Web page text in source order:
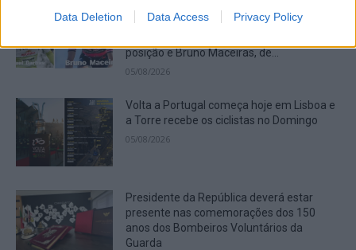
Data Deletion Data Access Privacy Policy
amarela da Volta a Portugal. Rafael
posição e Bruno Maceiras, de...
05/08/2026
Volta a Portugal começa hoje em Lisboa e
a Torre recebe os ciclistas no Domingo
05/08/2026
Presidente da República deverá estar
presente nas comemorações dos 150
anos dos Bombeiros Voluntários da
Guarda